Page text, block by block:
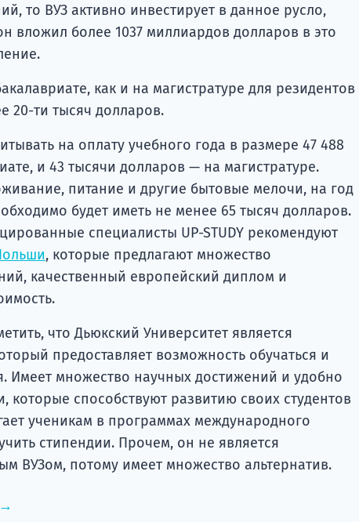
то ВУЗ активно инвестирует в данное русло,
вложил более 1037 миллиардов долларов в это
как и на магистратуре для резидентов
20-ти тысяч долларов.
на оплату учебного года в размере 47 488
и 43 тысячи долларов — на магистратуре.
питание и другие бытовые мелочи, на год
будет иметь не менее 65 тысяч долларов.
специалисты UP-STUDY рекомендуют
, которые предлагают множество
качественный европейский диплом и
что Дьюкский Университет является
предоставляет возможность обучаться и
Имеет множество научных достижений и удобно
которые способствуют развитию своих студентов
ученикам в программах международного
стипендии. Прочем, он не является
ВУЗом, потому имеет множество альтернатив.